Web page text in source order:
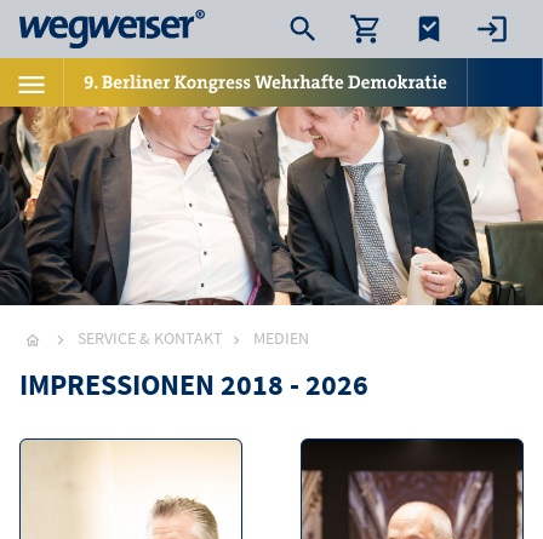
SERVICE & KONTAKT MEDIEN
IMPRESSIONEN 2018 - 2026